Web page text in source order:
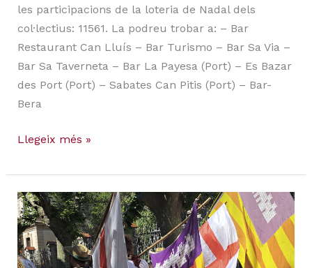
les participacions de la loteria de Nadal dels
col·lectius: 11561. La podreu trobar a: – Bar
Restaurant Can Lluís – Bar Turismo – Bar Sa Via –
Bar Sa Taverneta – Bar La Payesa (Port) – Es Bazar
des Port (Port) – Sabates Can Pitis (Port) – Bar-
Bera
Llegeix més »
ASSEMBLEA
GENERAL
2024